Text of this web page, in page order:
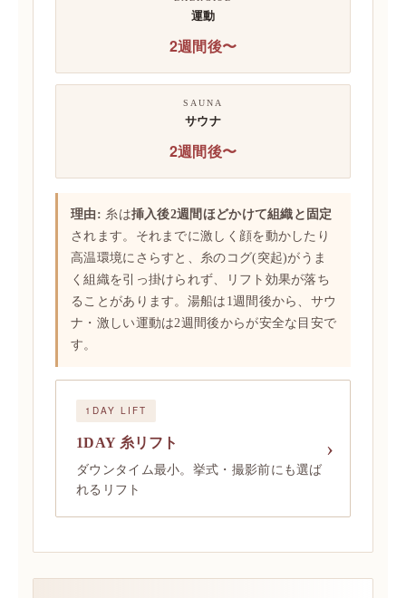
運動
2週間後〜
SAUNA
サウナ
2週間後〜
理由: 糸は挿入後2週間ほどかけて組織と固定
されます。それまでに激しく顔を動かしたり
高温環境にさらすと、糸のコグ(突起)がうま
く組織を引っ掛けられず、リフト効果が落ち
ることがあります。湯船は1週間後から、サウ
ナ・激しい運動は2週間後からが安全な目安で
す。
1DAY LIFT
1DAY 糸リフト
ダウンタイム最小。挙式・撮影前にも選ば
れるリフト